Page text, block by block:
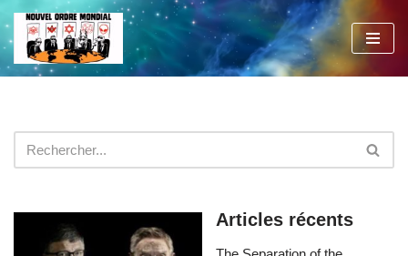
Aller
au
Articles récents